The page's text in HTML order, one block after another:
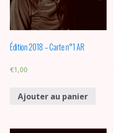
Édition 2018 – Carte n°1 AR
€1,00
Ajouter au panier